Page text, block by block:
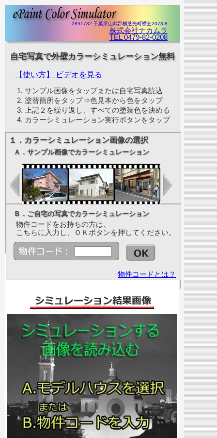
2891732 千葉県山武郡横芝光町横芝2073-8
株式会社ナカムラ
TEL 0479-82-0208
自宅写真で外壁カラーシミュレーション無料
【使い方】 ビデオを見る
サンプル画像をタップまたは自宅写真読込
塗替箇所をタップ⇒色見本から色をタップ
上記２を繰り返し、すべての塗装色を決める
カラーシミュレーション実行ボタンをタップ
１．カラーシミュレーション画像の選択
Ａ．サンプル画像でカラーシミュレーション
Ｂ．ご自宅の写真でカラーシミュレーション
物件コードをお持ちの方は、
こちらに入力し、ＯＫボタンを押してください。
物件コードとは？